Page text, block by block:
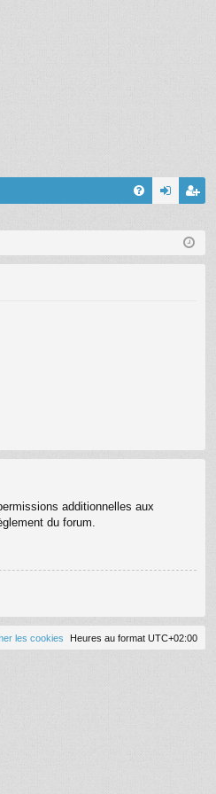
nr
additionnelles aux
du forum.
Heures au format UTC+02:00
les cookies